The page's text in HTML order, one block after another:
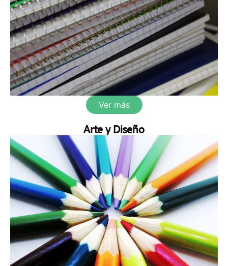
Ver más
Arte y Diseño